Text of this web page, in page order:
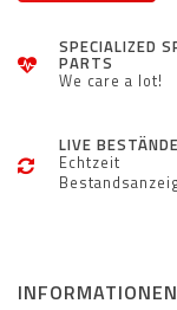
SPECIALIZED
PARTS
We care a lot!
LIVE BESTÄNDE
Echtzeit
INFORMATIONEN